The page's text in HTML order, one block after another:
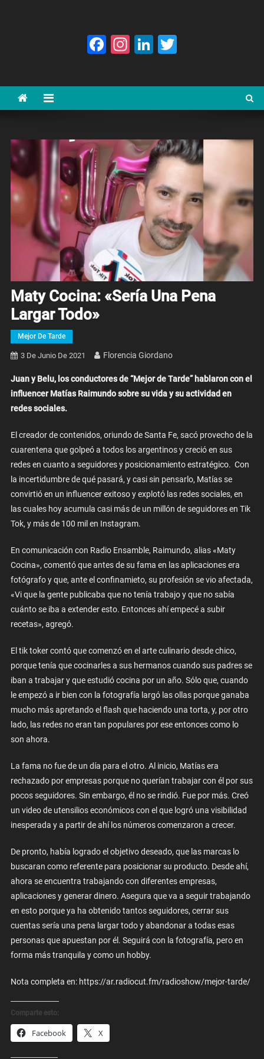
Facebook
Instagram
LinkedIn
Maty Cocina: «Sería Una Pena
Largar Todo»
Mejor De Tarde
3 De Junio De 2021 Florencia Giordano
Juan y Belu, los conductores de “Mejor de Tarde” hablaron con el
influencer Matías Raimundo sobre su vida y su actividad en
redes sociales.
El creador de contenidos, oriundo de Santa Fe, sacó provecho de la
cuarentena que golpeó a todos los argentinos y creció en sus
redes en cuanto a seguidores y posicionamiento estratégico. Con
la incertidumbre de qué pasará, y casi sin pensarlo, Matías se
convirtió en un influencer exitoso y explotó las redes sociales, en
las cuales hoy acumula casi más de un millón de seguidores en Tik
Tok, y más de 100 mil en Instagram.
En comunicación con Radio Ensamble, Raimundo, alias «Maty
Cocina», comentó que antes de su fama en las aplicaciones era
fotógrafo y que, ante el confinamieto, su profesión se vio afectada,
«Vi que la gente publicaba que no tenía trabajo y que no sabía
cuánto se iba a extender esto. Entonces ahí empecé a subir
recetas», agregó.
El tik toker contó que comenzó en el arte culinario desde chico,
porque tenía que cocinarles a sus hermanos cuando sus padres se
iban a trabajar y que estudió cocina por un año. Sólo que, cuando
le empezó a ir bien con la fotografía largó las ollas porque ganaba
mucho más apretando el flash que haciendo una torta, y, por otro
lado, las redes no eran tan populares por ese entonces como lo
son ahora.
La fama no fue de un día para el otro. Al inicio, Matías era
rechazado por empresas porque no querían trabajar con él por sus
pocos seguidores. Sin embargo, él no se rindió. Fue por más. Creó
un video de utensilios económicos con el que logró una visibilidad
inesperada y a partir de ahí los números comenzaron a crecer.
De pronto, había logrado el objetivo deseado, que las marcas lo
buscaran como referente para posicionar su producto. Desde ahí,
ahora se encuentra trabajando con diferentes empresas,
aplicaciones y generar dinero. Asegura que va a seguir trabajando
en esto porque ya ha obtenido tantos seguidores, cerrar sus
cuentas sería una pena largar todo y abandonar a todas esas
personas que apuestan por él. Seguirá con la fotografía, pero en
forma más tranquila y como un hobby.
Nota completa en: https://ar.radiocut.fm/radioshow/mejor-tarde/
Comparte esto:
Facebook X